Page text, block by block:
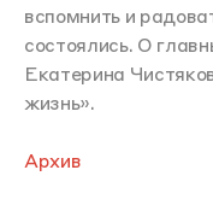
вспомнить и
состоялись. О
Екатерина
жизнь».
Архив